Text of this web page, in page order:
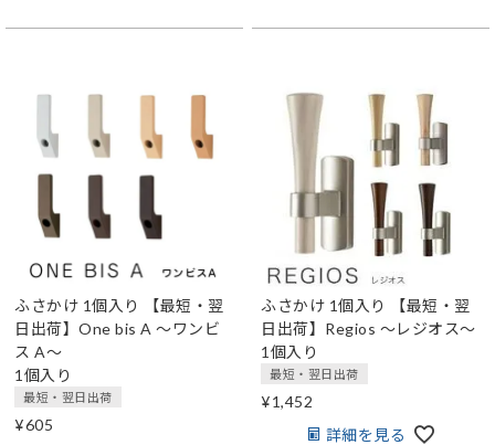
ふさかけ 1個入り
【最短・翌
日出荷】One bis A ～ワンビ
ス A～
1個入り
最短・翌日出荷
¥605
ふさかけ 1個入り
【最短・翌
日出荷】Regios ～レジオス～
1個入り
最短・翌日出荷
¥1,452
詳細を見る